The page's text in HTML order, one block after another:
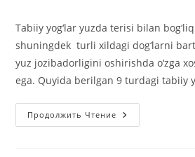
записи:
Tabiiy yog‘lar yuzda terisi bilan
shuningdek turli xildagi dog‘larni
yuz jozibadorligini oshirishda o‘zga
ega. Quyida berilgan 9 turdagi tabiiy
Продолжить Чтение Qish
Mavsumida